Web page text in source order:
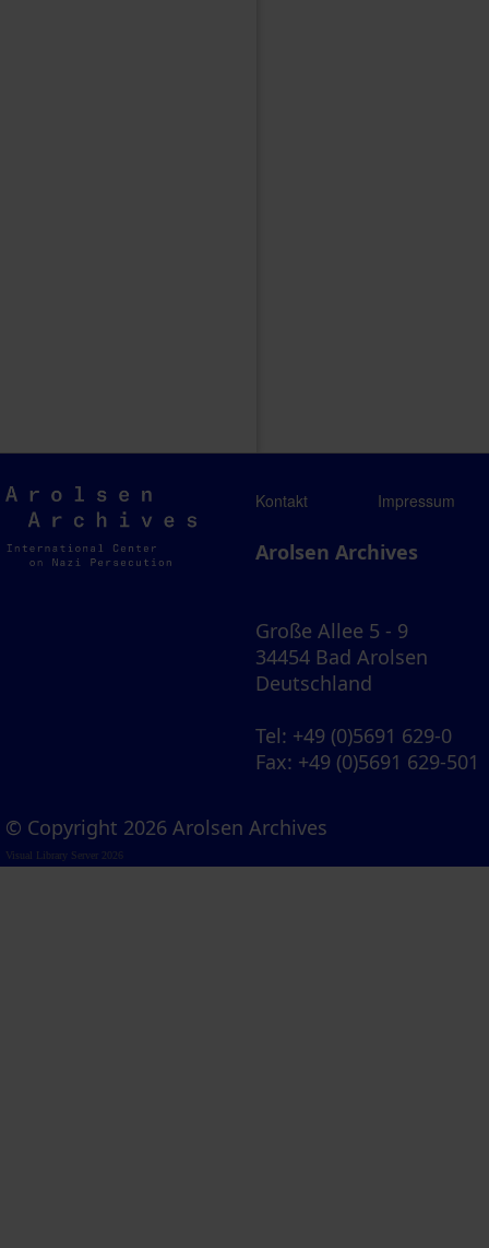
Arolsen
Archives
Kontakt Impressum
Arolsen Archives
Große Allee 5 - 9
34454 Bad Arolsen
Deutschland
Tel: +49 (0)5691 629-0
Fax: +49 (0)5691 629-501
© Copyright 2026 Arolsen Archives
Visual Library Server 2026